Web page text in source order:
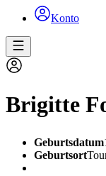
Konto
Brigitte
Geburtsdatum
Geburtsort